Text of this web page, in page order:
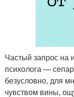
Частый запрос на
психолога —
безусловно, для
чувством вины,